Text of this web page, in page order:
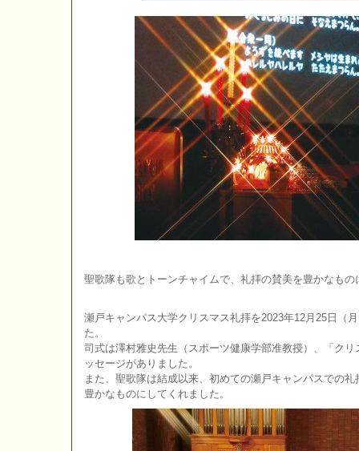
聖歌隊も歌とトーンチャイムで、礼拝の賛美を豊かなもの
瀬戸キャンパス大学クリスマス礼拝を2023年12月25日（
た。
司式は澤村雅史先生（スポーツ健康学部准教授）、「ク
ッセージがありました。
また、聖歌隊は結成以来、初めての瀬戸キャンパスでの
豊かなものにしてくれました。